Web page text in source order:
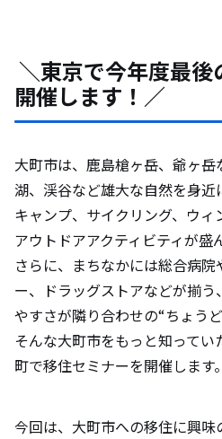
＼東京で今年度最後
開催します！／
大町市は、鹿島槍ヶ岳、爺ヶ
湖、渓谷など雄大な自然を身近
キャンプ、サイクリング、ウ
アウトドアアクティビティが盛
さらに、まちなかには総合病
ー、ドラッグストアなどが揃
やすさが隣り合わせの“ちょう
そんな大町市をもっと知って
町で移住セミナーを開催します。
今回は、大町市への移住に興